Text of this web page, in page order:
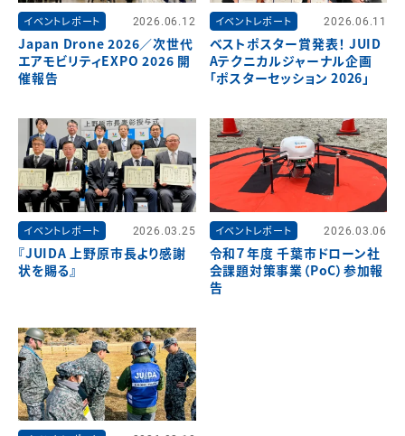
イベントレポート 2026.06.12
Japan Drone 2026／次世代
エアモビリティEXPO 2026 開
催報告
イベントレポート 2026.06.11
ベストポスター賞発表！ JUID
Aテクニカルジャーナル企画
「ポスターセッション 2026」
イベントレポート 2026.03.25
『JUIDA 上野原市長より感謝
状を賜る』
イベントレポート 2026.03.06
令和７年度 千葉市ドローン社
会課題対策事業（PoC）参加報
告